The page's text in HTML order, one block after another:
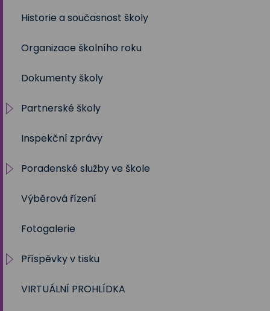
2021/2022
2020/2021
2019/2020
2018/2019
2017/2018
2016/2017
2015/2016
2014/2015
2013/2014
2012/2013
Historie a současnost školy
Organizace školního roku
Dokumenty školy
Partnerské školy
Projekty
Inspekční zprávy
Poradenské služby ve škole
Výchovný a kariérní poradce
Metodik prevence
Školní psycholog
Sociální pedagog
Výběrová řízení
Fotogalerie
Příspěvky v tisku
Školní rok 2023 - 2024
VIRTUÁLNÍ PROHLÍDKA